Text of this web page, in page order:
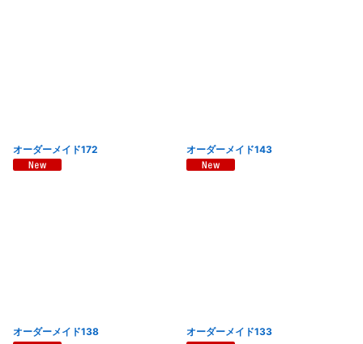
オーダーメイド172 オーダーメイド143
オーダーメイド138 オーダーメイド133